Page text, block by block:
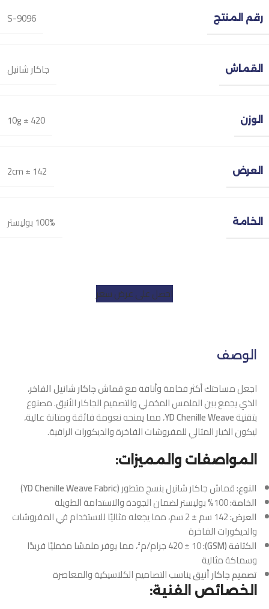
رقم المنتج 9096-S
القماش جاكار شانيل
الوزن 420 ± 10g
العرض 142 ± 2cm
الخامة 100% بوليستر
احصل على عرض سعر
الوصف
اجعل مساحتك أكثر فخامة وأناقة معقماش جاكار شانيل الفاخر،
الذي يجمع بين الملمس المخملي والتصميم الجاكار الأنيق. مصنوع
بتقنيةYD Chenille Weave، مما يمنحه نعومة فائقة ومتانة عالية،
ليكون الخيار المثالي للمفروشات الفاخرة والديكورات الراقية.
المواصفات والمميزات:
النوع:قماش جاكار شانيل بنسج متطور(YD Chenille Weave Fabric)
الخامة:
العرض:
142 سم ± 2 سم، مما يجعله مثاليًا للاستخدام في المفروشات
والديكورات الفاخرة
الكثافة (GSM):
420 ± 10 جرام/م²، مما يوفر ملمسًا مخمليًا فريدًا
وسماكة مثالية
تصميم جاكار أنيقيناسب التصاميم الكلاسيكية والمعاصرة
الخصائص الفنية: